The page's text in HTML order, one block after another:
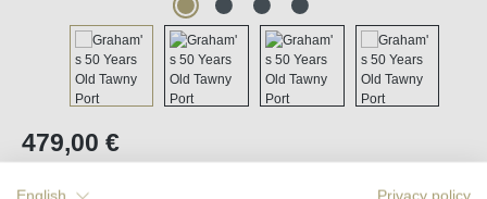
Regulärer Preis:
479,00 €
English
Privacy policy